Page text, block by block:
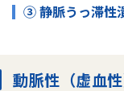
③ 静脈うっ滞性
動脈性（虚血